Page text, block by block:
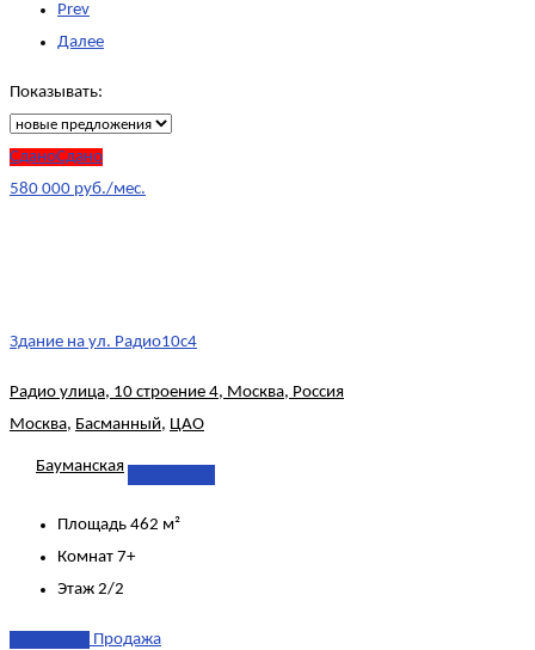
Prev
Далее
Показывать:
СданоСдано
580 000 руб./мес.
Здание на ул. Радио10с4
Радио улица, 10 строение 4, Москва, Россия
Москва, Басманный, ЦАО
Бауманская
Площадь 462 м²
Комнат 7+
Этаж 2/2
Продажа